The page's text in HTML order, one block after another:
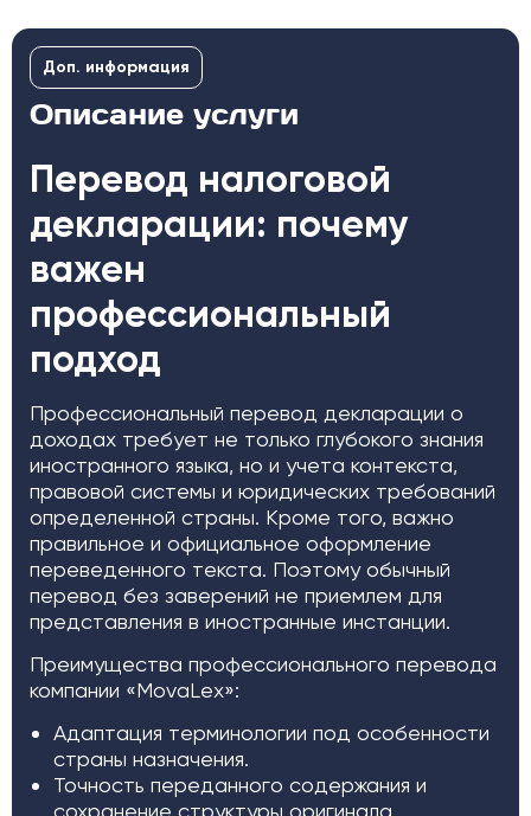
Описание услуги
Доп. информация
Перевод налоговой
декларации: почему
важен
профессиональный
подход
Профессиональный перевод декларации о
доходах требует не только глубокого знания
иностранного языка, но и учета контекста,
правовой системы и юридических требований
определенной страны. Кроме того, важно
правильное и официальное оформление
переведенного текста. Поэтому обычный
перевод без заверений не приемлем для
представления в иностранные инстанции.
Преимущества профессионального перевода
компании «MovaLex»:
Адаптация терминологии под особенности
страны назначения.
Точность переданного содержания и